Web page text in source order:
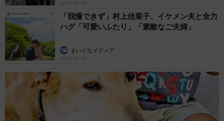
3/5
舐めたり触ったりしても安全＝タカラトミーアーツ提供
ーーで、エンジン音を聴かせてみたのですね。
「投稿にもつけていますが、ホンダの公式サイトに『エン
ジン音を聴かせると泣き止む』と書いてあったのです。エ
ンジン音が鳴る赤い車のぬいぐるみがあったので欲しかっ
2026.08.08
「我慢できず」村上佳菜子、イケメン夫と全力
ハグ「可愛いふたり」「素敵なご夫婦」
まいどなメディア
2026.08.08